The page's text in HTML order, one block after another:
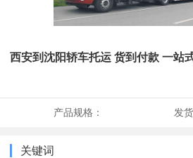
西安到沈阳轿车托运 货到付款 一站
产品规格： 发
关键词